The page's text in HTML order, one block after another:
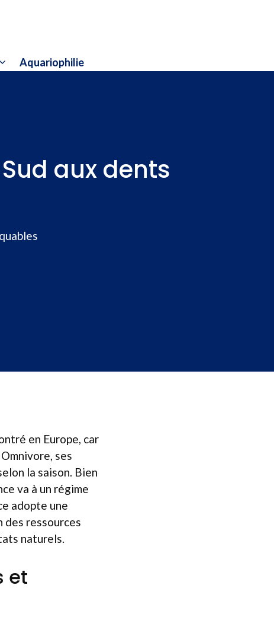
Aquariophilie
aux dents
en Europe, car
ses
la saison. Bien
va à un régime
adopte une
ressources
naturels.
et